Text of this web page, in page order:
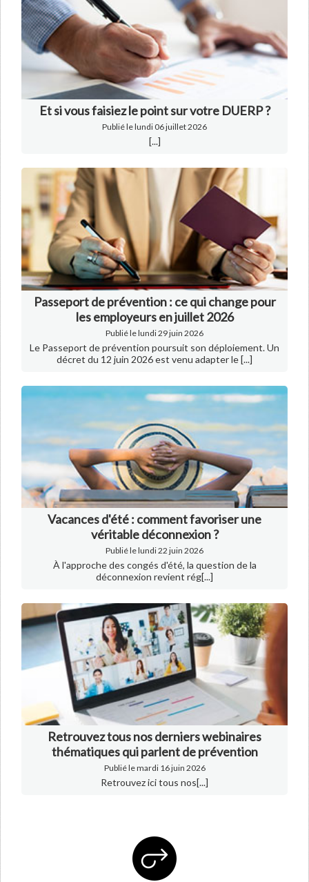
Et si vous faisiez le point sur votre DUERP ?
Publié le lundi 06 juillet 2026
[...]
Passeport de prévention : ce qui change pour
les employeurs en juillet 2026
Publié le lundi 29 juin 2026
Le Passeport de prévention poursuit son déploiement. Un
décret du 12 juin 2026 est venu adapter le [...]
Vacances d'été : comment favoriser une
véritable déconnexion ?
Publié le lundi 22 juin 2026
À l'approche des congés d'été, la question de la
déconnexion revient rég[...]
Retrouvez tous nos derniers webinaires
thématiques qui parlent de prévention
Publié le mardi 16 juin 2026
Retrouvez ici tous nos[...]